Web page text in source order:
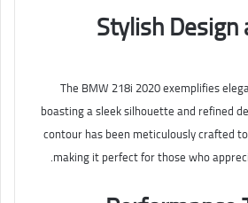
Stylish
The BMW 218i 2020 exemplifies
boasting a sleek silhouette and refined
contour has been meticulously crafted
making it perfect for those who